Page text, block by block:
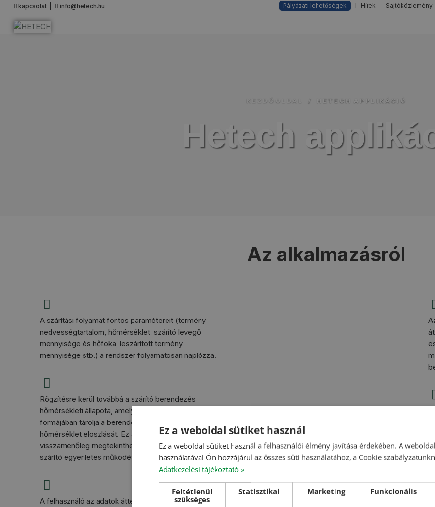
kapcsolat | info@hetech.hu Pályázati lehetőségek Hírek Sajtóközlemény
KEZDŐOLDAL / HETECH APPLIKÁCIÓ
Hetech
Az alkalmazásról
A szárítási folyamat fontos paramétereit (termény
nedvességtartalom, hőmérséklet, szárító levegő
mennyisége és hőfoka, leszárított termény
mennyisége stb.) a rendszer folyamatosan naplózza.
Rögzítésre kerül továbbá a szárító berendezés
hőmérsékleti állapota, amely grafikusan, hőtérkép
formájában tárolja a berendezés szárító moduljainak
hőmérséklet eloszlását. Ez az információ
visszamenőleg megtekinthető, és tájékoztatást nyújt a
szárító egyenletes működéséről.
A felhasználó az adatok áttekintésével ellenőrizheti a
Ez a weboldal sütiket használ
Ez a weboldal sütiket használ a felhasználói élmény javítása érdekében. A
használatával Ön hozzájárul az összes süti használatához, a Cookie
Adatkezelési tájékoztató »
Feltétlenül
szükséges
Statisztikai Marketing Funkcionális